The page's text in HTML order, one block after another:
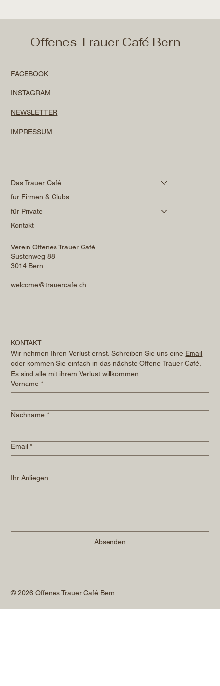
Offenes Trauer Café Bern
FACEBOOK
INSTAGRAM
NEWSLETTER
IMPRESSUM
Das Trauer Café
für Firmen & Clubs
für Private
Kontakt
Verein Offenes Trauer Café
Sustenweg 88
3014 Bern
welcome@trauercafe.ch
© 2026 Offenes Trauer Café Bern
KONTAKT
Wir nehmen Ihren Verlust ernst. Schreiben Sie uns eine Email
oder kommen Sie einfach in das nächste Offene Trauer Café.
Es sind alle mit ihrem Verlust willkommen.
Vorname *
Nachname *
Email *
Ihr Anliegen
Absenden